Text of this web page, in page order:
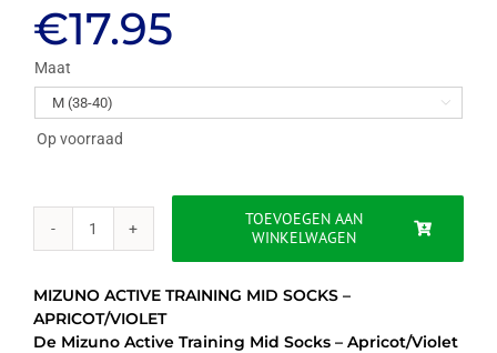
€17.95
Maat

Op voorraad
MIZUNO
MID
SOCKS
TOEVOEGEN AAN
WINKELWAGEN
MIZUNO ACTIVE TRAINING MID SOCKS –
APRICOT/VIOLET
De Mizuno Active Training Mid Socks – Apricot/Violet